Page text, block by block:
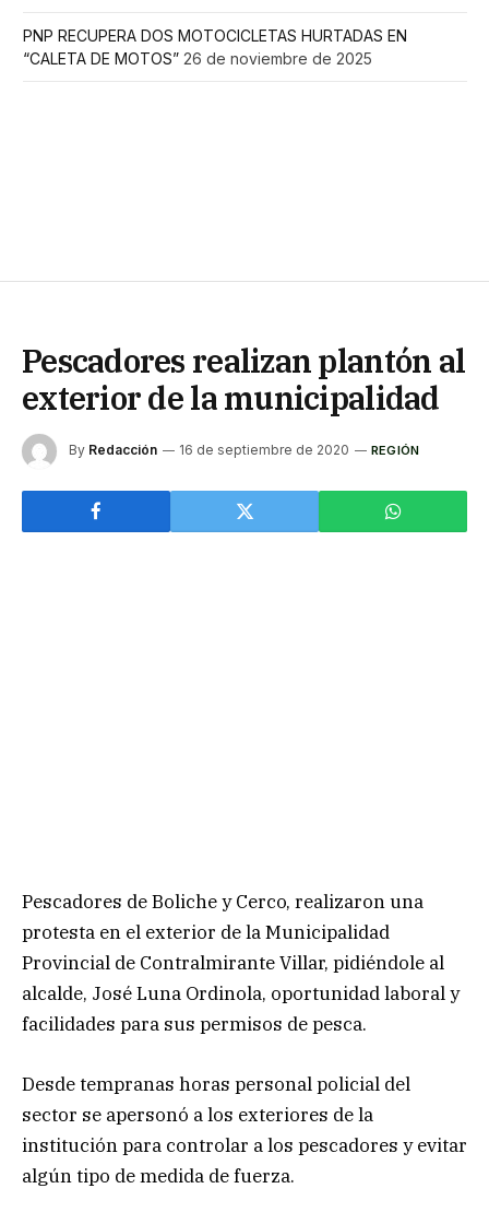
PNP RECUPERA DOS MOTOCICLETAS HURTADAS EN
“CALETA DE MOTOS” 26 de noviembre de 2025
Pescadores realizan plantón al
exterior de la municipalidad
By Redacción 16 de septiembre de 2020 REGIÓN
Pescadores de Boliche y Cerco, realizaron una
protesta en el exterior de la Municipalidad
Provincial de Contralmirante Villar, pidiéndole al
alcalde, José Luna Ordinola, oportunidad laboral y
facilidades para sus permisos de pesca.
Desde tempranas horas personal policial del
sector se apersonó a los exteriores de la
institución para controlar a los pescadores y evitar
algún tipo de medida de fuerza.